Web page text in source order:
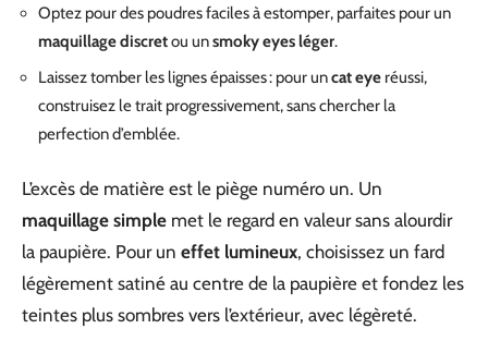
Optez pour des poudres faciles à estomper, parfaites pour un
maquillage discretou unsmoky eyes léger.
Laissez tomber les lignes épaisses : pour uncat eye réussi,
construisez le trait progressivement, sans chercher la
perfection d’emblée.
L’excès de matière est le piège numéro un. Un
maquillage simple met le regard en valeur sans alourdir
la paupière. Pour un effet lumineux, choisissez un fard
légèrement satiné au centre de la paupière et fondez les
teintes plus sombres vers l’extérieur, avec légèreté.